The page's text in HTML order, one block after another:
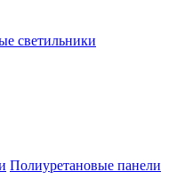
светильники
Полиуретановые панели